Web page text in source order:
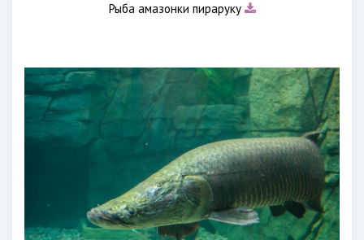
Рыба амазонки пираруку